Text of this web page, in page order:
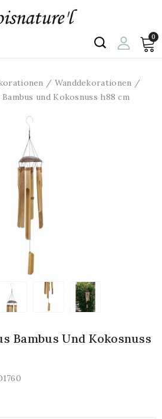
0
Wanddekorationen
und Kokosnuss h88 cm
Bambus Und Kokosnuss